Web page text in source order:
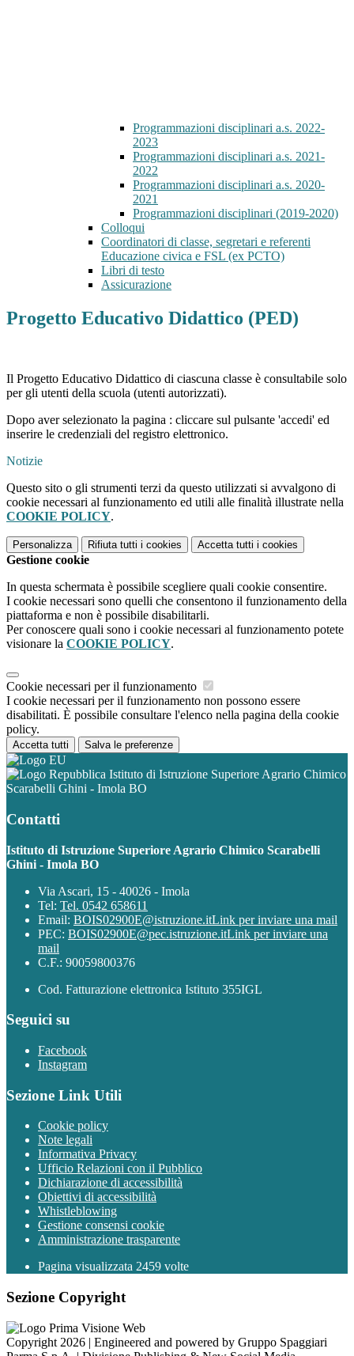
Programmazioni disciplinari a.s. 2022-
2023
Programmazioni disciplinari a.s. 2021-
2022
Programmazioni disciplinari a.s. 2020-
2021
Programmazioni disciplinari (2019-2020)
Colloqui
Coordinatori di classe, segretari e referenti
Educazione civica e FSL (ex PCTO)
Libri di testo
Assicurazione
Progetto Educativo Didattico (PED)
Il Progetto Educativo Didattico di ciascuna classe è consultabile solo
per gli utenti della scuola (utenti autorizzati).
Dopo aver selezionato la pagina : cliccare sul pulsante 'accedi' ed
inserire le credenziali del registro elettronico.
Notizie
Questo sito o gli strumenti terzi da questo utilizzati si avvalgono di
cookie necessari al funzionamento ed utili alle finalità illustrate nella
COOKIE POLICY.
Personalizza Rifiuta tutti i cookies Accetta tutti i cookies
Gestione cookie
In questa schermata è possibile scegliere quali cookie consentire.
I cookie necessari sono quelli che consentono il funzionamento della
piattaforma e non è possibile disabilitarli.
Per conoscere quali sono i cookie necessari al funzionamento potete
visionare la COOKIE POLICY.
Cookie necessari per il funzionamento
I cookie necessari per il funzionamento non possono essere
disabilitati. È possibile consultare l'elenco nella pagina della cookie
policy.
Accetta tutti Salva le preferenze
Istituto di Istruzione Superiore Agrario Chimico
Scarabelli Ghini - Imola BO
Contatti
Istituto di Istruzione Superiore Agrario Chimico Scarabelli
Ghini - Imola BO
Via Ascari, 15 - 40026 - Imola
Tel: Tel. 0542 658611
Email: BOIS02900E@istruzione.itLink per inviare una mail
PEC: BOIS02900E@pec.istruzione.itLink per inviare una
mail
C.F.: 90059800376
Cod. Fatturazione elettronica Istituto 355IGL
Seguici su
Facebook
Instagram
Sezione Link Utili
Cookie policy
Note legali
Informativa Privacy
Ufficio Relazioni con il Pubblico
Dichiarazione di accessibilità
Obiettivi di accessibilità
Whistleblowing
Gestione consensi cookie
Amministrazione trasparente
Pagina visualizzata 2459 volte
Sezione Copyright
Copyright 2026 | Engineered and powered by Gruppo Spaggiari